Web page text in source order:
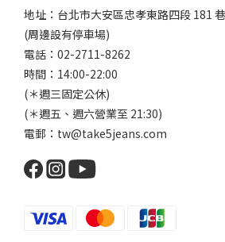
地址：台北市大安區忠孝東路四段 181
(周邊設有停車場)
電話：02-2711-8262
時間：14:00-22:00
(＊週三固定公休)
(＊週五、週六營業至 21:30)
電郵：tw@take5jeans.com